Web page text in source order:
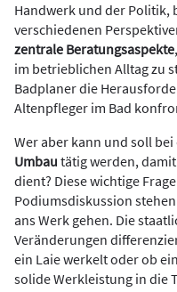
Handwerk und der Politik,
verschiedenen
zentrale Beratungsaspekte
im betrieblichen Alltag zu
Badplaner die
Altenpfleger im Bad
Wer aber kann und soll bei
Umbau tätig werden,
dient? Diese wichtige
Podiumsdiskussion
ans Werk gehen. Die
Veränderungen
ein Laie werkelt oder ob
solide Werkleistung in die